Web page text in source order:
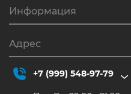
Информация
Адрес
+7 (999) 548-97-79